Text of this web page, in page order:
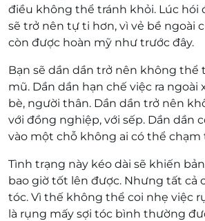
điều không thể tránh khỏi. Lúc hói
sẽ trở nên tự ti hơn, vì vẻ bề ngoài
còn được hoàn mỹ như trước đây.
Bạn sẽ dần dần trở nên không thể
mũ. Dần dần hạn chế việc ra ngoài
bè, người thân. Dần dần trở nên
với đồng nghiệp, với sếp. Dần dần
vào một chỗ không ai có thể chạm
Tình trạng này kéo dài sẽ khiến
bao giờ tốt lên được. Nhưng tất cả
tóc. Vì thế không thể coi nhẹ việc
là rụng mấy sợi tóc bình thường